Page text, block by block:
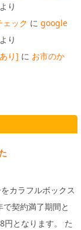
より
ック に google
より
り] に お市のか
カラフルボックス
契約満了期間と
円となります。 た